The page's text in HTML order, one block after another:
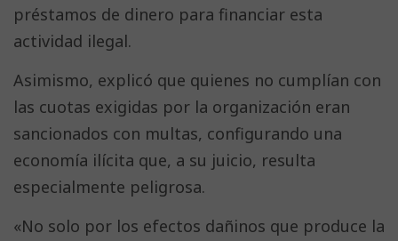
préstamos de dinero para financiar esta
actividad ilegal.
Asimismo, explicó que quienes no cumplían con
las cuotas exigidas por la organización eran
sancionados con multas, configurando una
economía ilícita que, a su juicio, resulta
especialmente peligrosa.
«No solo por los efectos dañinos que produce la